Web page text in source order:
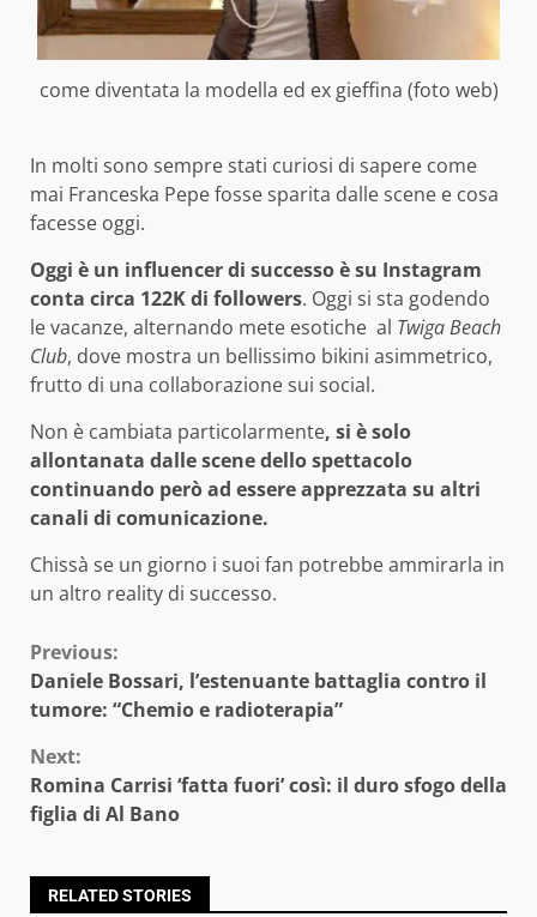
come diventata la modella ed ex gieffina (foto web)
In molti sono sempre stati curiosi di sapere come
mai Franceska Pepe fosse sparita dalle scene e cosa
facesse oggi.
Oggi è un influencer di successo è su Instagram
conta circa 122K di followers. Oggi si sta godendo
le vacanze, alternando mete esotiche al Twiga Beach
Club, dove mostra un bellissimo bikini asimmetrico,
frutto di una collaborazione sui social.
Non è cambiata particolarmente, si è solo
allontanata dalle scene dello spettacolo
continuando però ad essere apprezzata su altri
canali di comunicazione.
Chissà se un giorno i suoi fan potrebbe ammirarla in
un altro reality di successo.
Continue
Reading
Previous:
Daniele Bossari, l’estenuante battaglia contro il
tumore: “Chemio e radioterapia”
Next:
Romina Carrisi ‘fatta fuori’ così: il duro sfogo della
figlia di Al Bano
RELATED STORIES